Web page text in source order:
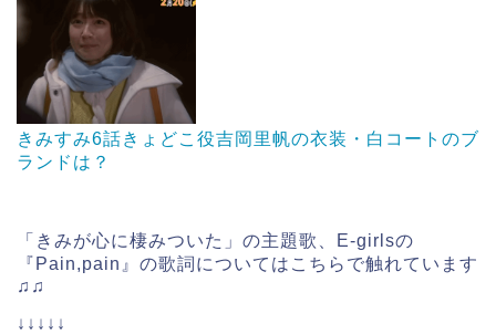
きみすみ6話きょどこ役吉岡里帆の衣装・白コートのブ
ランドは？
「きみが心に棲みついた」の主題歌、E-girlsの
『Pain,pain』の歌詞についてはこちらで触れています
♫♫
↓↓↓↓↓